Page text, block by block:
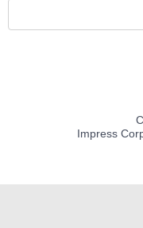
Impress